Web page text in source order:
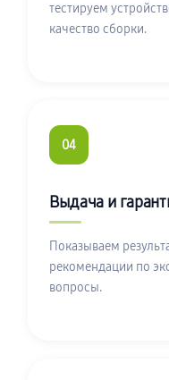
тестируем
качество сборки.
04
Выдача и
Показываем
рекомендации по
вопросы.